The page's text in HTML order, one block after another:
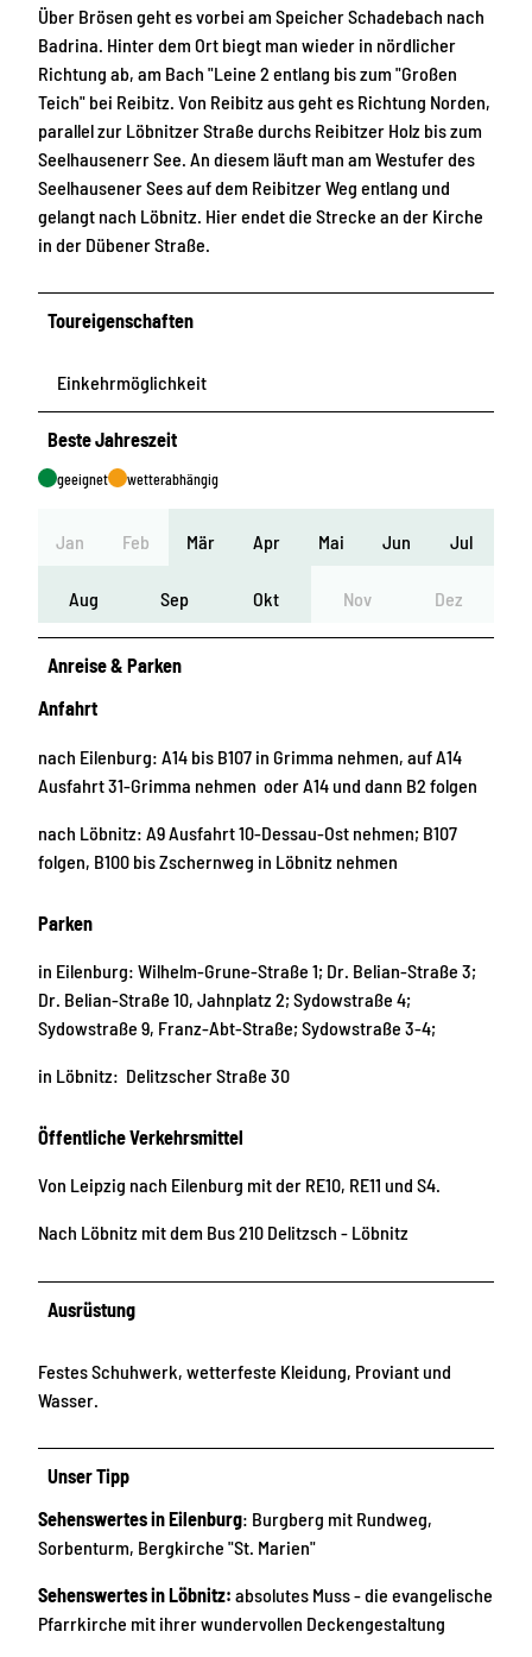
Über Brösen geht es vorbei am Speicher Schadebach nach
Badrina. Hinter dem Ort biegt man wieder in nördlicher
Richtung ab, am Bach "Leine 2 entlang bis zum "Großen
Teich" bei Reibitz. Von Reibitz aus geht es Richtung Norden,
parallel zur Löbnitzer Straße durchs Reibitzer Holz bis zum
Seelhausenerr See. An diesem läuft man am Westufer des
Seelhausener Sees auf dem Reibitzer Weg entlang und
gelangt nach Löbnitz. Hier endet die Strecke an der Kirche
in der Dübener Straße.
Toureigenschaften
Einkehrmöglichkeit
Beste Jahreszeit
geeignet wetterabhängig
Jan Feb Mär Apr Mai Jun Jul
Aug Sep Okt Nov Dez
Anreise & Parken
Anfahrt
nach Eilenburg: A14 bis B107 in Grimma nehmen, auf A14
Ausfahrt 31-Grimma nehmen oder A14 und dann B2 folgen
nach Löbnitz: A9 Ausfahrt 10-Dessau-Ost nehmen; B107
folgen, B100 bis Zschernweg in Löbnitz nehmen
Parken
in Eilenburg: Wilhelm-Grune-Straße 1; Dr. Belian-Straße 3;
Dr. Belian-Straße 10, Jahnplatz 2; Sydowstraße 4;
Sydowstraße 9, Franz-Abt-Straße; Sydowstraße 3-4;
in Löbnitz: Delitzscher Straße 30
Öffentliche Verkehrsmittel
Von Leipzig nach Eilenburg mit der RE10, RE11 und S4.
Nach Löbnitz mit dem Bus 210 Delitzsch - Löbnitz
Ausrüstung
Festes Schuhwerk, wetterfeste Kleidung, Proviant und
Wasser.
Unser Tipp
Sehenswertes in Eilenburg: Burgberg mit Rundweg,
Sorbenturm, Bergkirche "St. Marien"
Sehenswertes in Löbnitz: absolutes Muss - die evangelische
Pfarrkirche mit ihrer wundervollen Deckengestaltung